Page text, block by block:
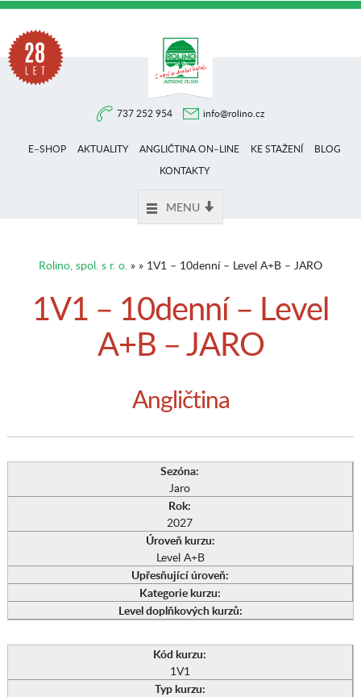
737 252 954 info@rolino.cz
E–SHOP AKTUALITY ANGLIČTINA ON–LINE KE STAŽENÍ
BLOG
KONTAKTY
MENU
Rolino, spol. s r. o. » » 1V1 – 10denní – Level A+B – JARO
1V1 – 10denní – Level
A+B – JARO
Angličtina
Sezóna:
Jaro
Rok:
2027
Úroveň kurzu:
Level A+B
Upřesňující úroveň:
Kategorie kurzu:
Level doplňkových kurzů:
Kód kurzu:
1V1
Typ kurzu: